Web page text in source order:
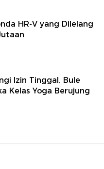
HR-V yang Dilelang
Izin Tinggal, Bule
Kelas Yoga Berujung